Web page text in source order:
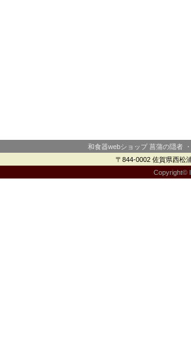
和食器webショップ 菖蒲の隠者
〒844-0002 佐賀県西松
Copyright©